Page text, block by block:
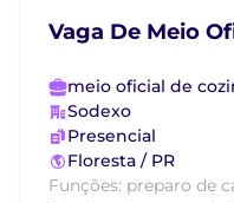
Vaga De Meio
meio oficial de
Sodexo
Presencial
Floresta / PR
Funções: preparo de